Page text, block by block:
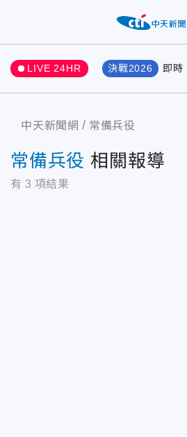
LIVE 24HR 決戰2026 即時
中天新聞網 常備兵役
常備兵役 相關報導
有 3 項結果